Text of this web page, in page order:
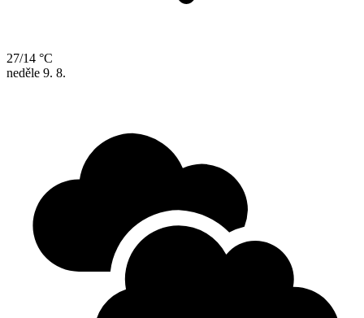
27/14 °C
neděle 9. 8.